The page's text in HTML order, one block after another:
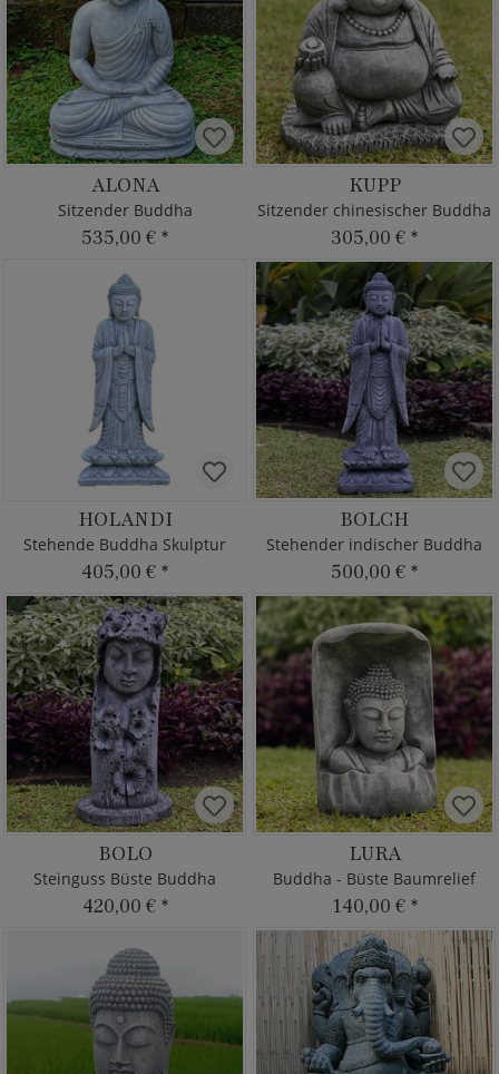
ALONA
Sitzender Buddha
535,00 € *
KUPP
Sitzender chinesischer Buddha
305,00 € *
HOLANDI
Stehende Buddha Skulptur
405,00 € *
BOLCH
Stehender indischer Buddha
500,00 € *
BOLO
Steinguss Büste Buddha
420,00 € *
LURA
Buddha - Büste Baumrelief
140,00 € *